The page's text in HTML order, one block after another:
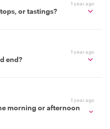
1 year ago
or tastings?
1 year ago
end?
1 year ago
morning or afternoon